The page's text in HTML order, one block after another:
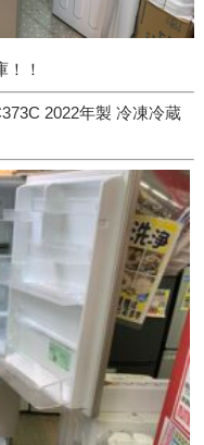
！
2022年製 冷凍冷蔵